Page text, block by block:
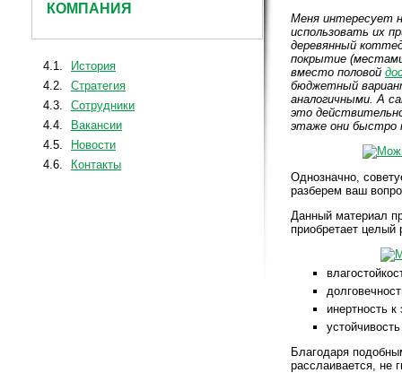
КОМПАНИЯ
4.1.
История
4.2.
Стратегия
4.3.
Сотрудники
4.4.
Вакансии
4.5.
Новости
4.6.
Контакты
Меня интересует
использовать их
деревянный
покрытие
вместо половой
бюджетный
аналогичными. А
это
этаже они быстро
Однозначно,
разберем ваш
Данный материал
приобретает целый
инертность
Благодаря
расслаивается, не